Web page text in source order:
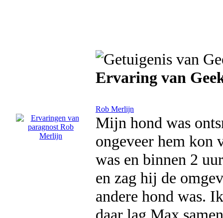
Ervaring van
Rob Merlijn
Mijn hond was
ongeveer hem kon
was en binnen 2
en zag hij de
andere hond was.